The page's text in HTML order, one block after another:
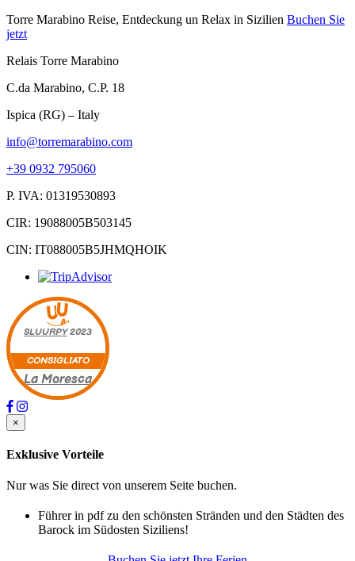
Torre Marabino Reise, Entdeckung un Relax in Sizilien Buchen Sie
jetzt
Relais Torre Marabino
C.da Marabino, C.P. 18
Ispica (RG) – Italy
info@torremarabino.com
+39 0932 795060
P. IVA: 01319530893
CIR: 19088005B503145
CIN: IT088005B5JHMQHOIK
SLUURPY2023
CONSIGLIATO
La Moresca
×
Exklusive Vorteile
Nur was Sie direct von unserem Seite buchen.
Führer in pdf zu den schönsten Stränden und den Städten des
Barock im Südosten Siziliens!